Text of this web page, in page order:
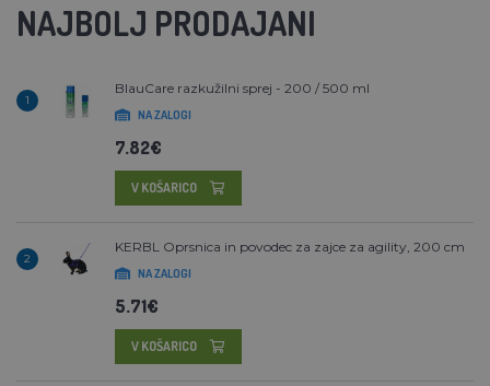
NAJBOLJ PRODAJANI
1
BlauCare razkužilni sprej - 200 / 500 ml
NA ZALOGI
7.82€
V KOŠARICO
2
KERBL Oprsnica in povodec za zajce za agility, 200 cm
NA ZALOGI
5.71€
V KOŠARICO